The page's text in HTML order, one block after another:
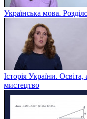
Українська мова.
Історія України. Освіта,
мистецтво